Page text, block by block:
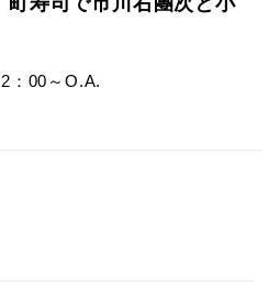
：00～O.A.